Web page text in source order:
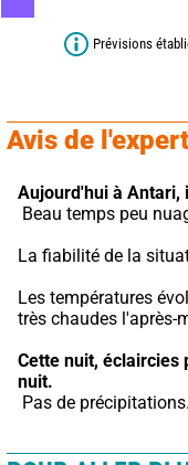
Prévisions
Avis de l'expert
Aujourd'hui à Antari,
Beau temps peu
La fiabilité de la
Les températures
très chaudes l'après-
Cette nuit, éclaircies
nuit.
Pas de